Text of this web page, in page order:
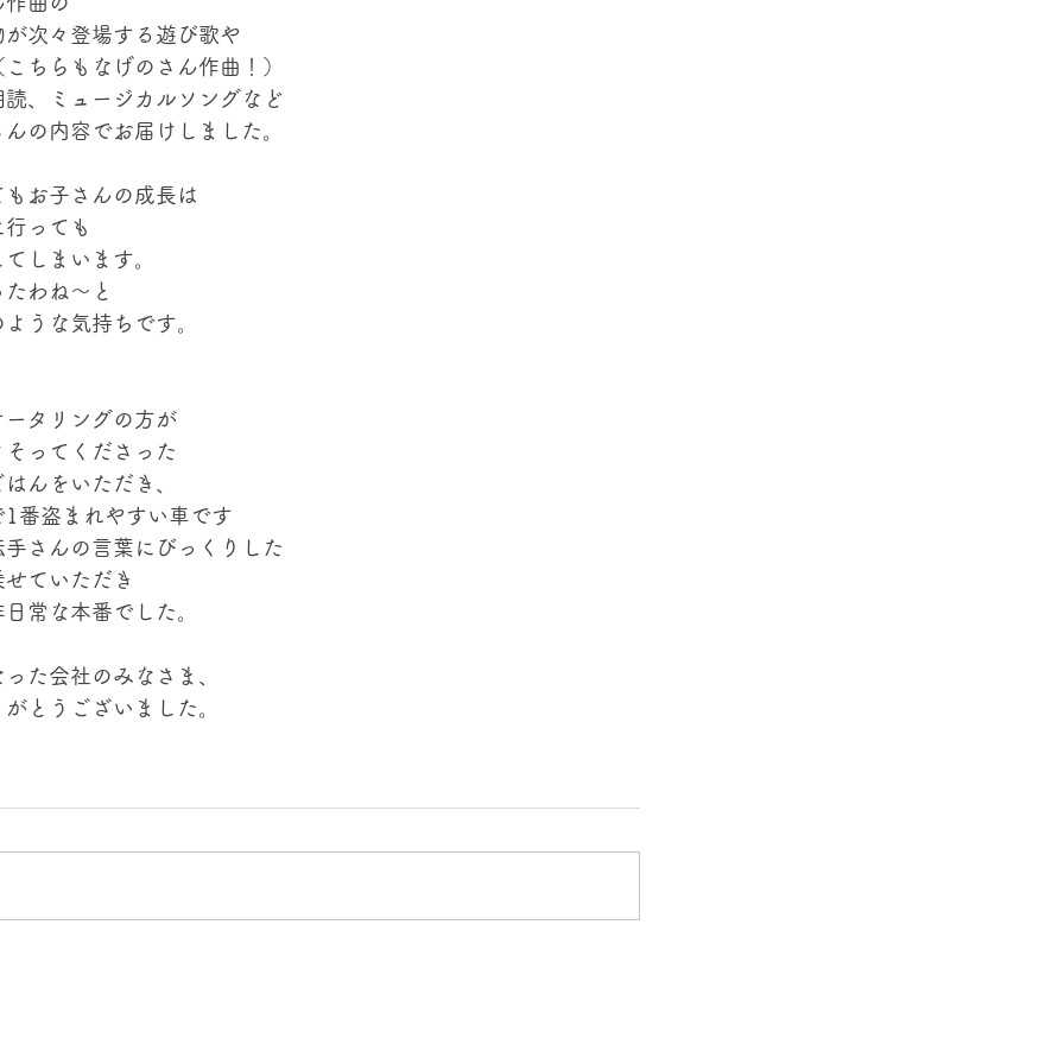
次々登場する遊び歌や
ちらもなげのさん作曲！）
、ミュージカルソングなど
の内容でお届けしました。
お子さんの成長は
っても
しまいます。
わね〜と
うな気持ちです。
ータリングの方が
ってくださった
んをいただき、
1番盗まれやすい車です
さんの言葉にびっくりした
ていただき
常な本番でした。
た会社のみなさま、
とうございました。